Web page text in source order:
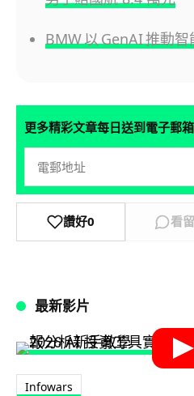
BMW 以 GenAI 推動
更多精彩文章每日送到電子郵箱
讚好0 看
最新影片
Infowars